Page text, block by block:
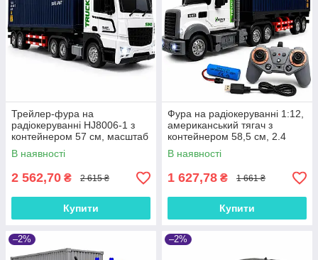
Трейлер-фура на
радіокеруванні HJ8006-1 з
контейнером 57 см, масштаб
1:12, світло, звук, акумулятор
3.7V, 2.4G
В наявності
2 562,70 ₴ 2 615 ₴
Купити
Фура на радіокеруванні 1:12,
американський тягач з
контейнером 58,5 см, 2.4
GHz, світло, звук, акумулятор
QH9006-1
В наявності
1 627,78 ₴ 1 661 ₴
Купити
–2% –2%